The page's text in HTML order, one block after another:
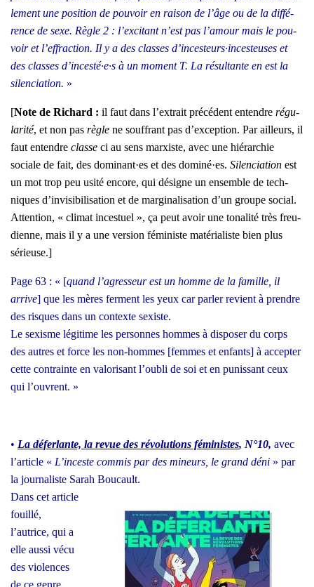
le­ment une posi­tion de pou­voir en rai­son de l’âge ou de la dif­fé­
rence de sexe. Règle 2 : l’excitant n’est pas l’amour mais le pou­
voir et l’effraction. Il y a des classes d’incesteurs·incesteuses et
des classes d’incesté·e·s à un moment T. La résul­tante en est la
silen­cia­tion. »
[Note de Richard : il faut dans l’ex­trait pré­cé­dent entendre régu­
la­ri­té, et non pas règle ne souf­frant pas d’ex­cep­tion. Par ailleurs, il
faut entendre classe ci au sens mar­xiste, avec une hié­rar­chie
sociale de fait, des dominant·es et des dominé·es. Silen­cia­tion est
un mot trop peu usi­té encore, qui désigne un ensemble de tech­
niques d’in­vi­si­bi­li­sa­tion et de mar­gi­na­li­sa­tion d’un groupe social.
Atten­tion, « cli­mat inces­tuel », ça peut avoir une tona­li­té très freu­
dienne, mais il y a une ver­sion fémi­niste maté­ria­liste bien plus
sérieuse.]
Page 63 : « [quand l’agresseur est un homme de la famille, il
arrive] que les mères ferment les yeux car par­ler revient à prendre
des risques dans un contexte sexiste.
Le sexisme légi­time les per­sonnes hommes à dis­po­ser du corps
des autres et force les non-hommes [femmes et enfants] à accep­ter
cette contrainte en valo­ri­sant l’oubli de soi et en punis­sant ceux
qui l’ouvrent. »
• La défer­lante, la revue des révo­lu­tions fémi­nistes, N°10, avec
l’article « L’inceste com­mis par des mineurs, le grand déni » par
la jour­na­liste Sarah Bou­cault.
Dans cet article
fouillé,
l’autrice, qui a
elle aus­si vécu
des vio­lences
de ce genre